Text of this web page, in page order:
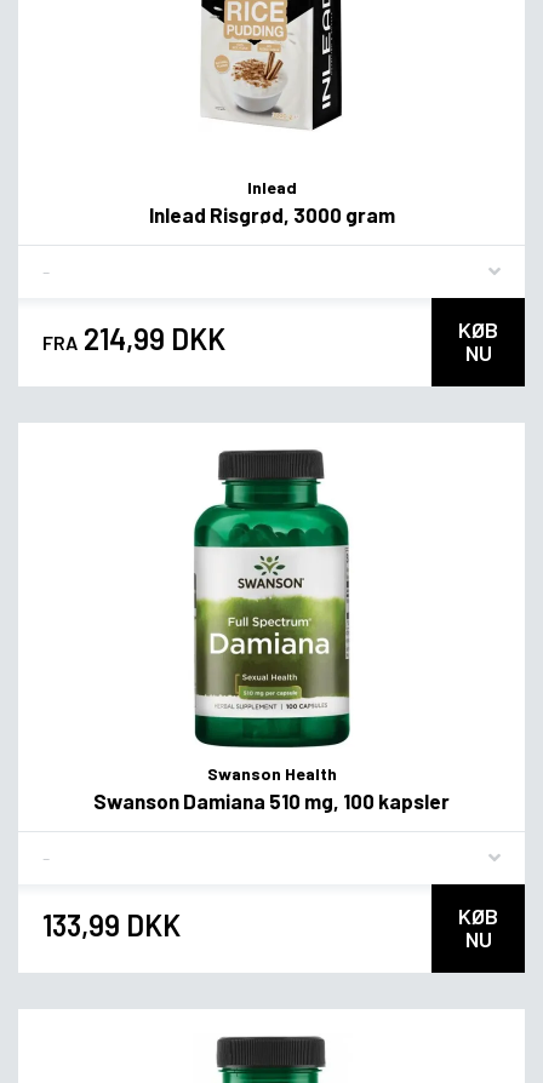
Inlead
Inlead Risgrød, 3000 gram
FRA 214,99 DKK
KØB
NU
Swanson Health
Swanson Damiana 510 mg, 100 kapsler
133,99 DKK
KØB
NU